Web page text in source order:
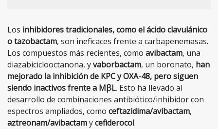
Los inhibidores tradicionales, como el ácido clavulánico
o tazobactam, son ineficaces frente a carbapenemasas.
Los compuestos más recientes, como avibactam, una
diazabiciclooctanona, yvaborbactam, un boronato, han
mejorado la inhibición de KPC y OXA-48, pero siguen
siendo inactivos frente a MβL. Esto ha llevado al
desarrollo de combinaciones antibiótico/inhibidor con
espectros ampliados, como ceftazidima/avibactam,
aztreonam/avibactamycefiderocol.